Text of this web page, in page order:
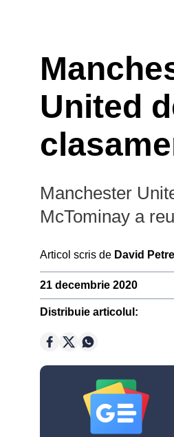
Prim-plan
Ousmane Dembélé
Reconstrucție
Clasament Premier
Golgheteri La Liga
United
Manchester
McTominay a
Articol scris de David Petre
21 decembrie 2020
Distribuie articolul: